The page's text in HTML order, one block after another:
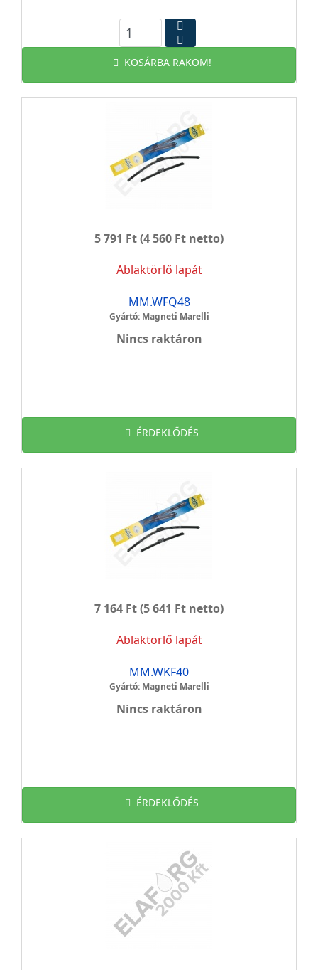
KOSÁRBA RAKOM!
5 791 Ft(4 560 Ft netto)
Ablaktörlő lapát
MM.WFQ48
Gyártó: Magneti Marelli
Nincs raktáron
ÉRDEKLŐDÉS
7 164 Ft(5 641 Ft netto)
Ablaktörlő lapát
MM.WKF40
Gyártó: Magneti Marelli
Nincs raktáron
ÉRDEKLŐDÉS